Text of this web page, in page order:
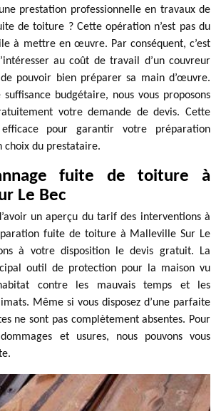
prestation professionnelle en travaux de
de toiture ? Cette opération n’est pas du
à mettre en œuvre. Par conséquent, c’est
au coût de travail d’un couvreur
pouvoir bien préparer sa main d’œuvre.
budgétaire, nous vous proposons
votre demande de devis. Cette
pour garantir votre préparation
choix du prestataire.
fuite de toiture à
Le Bec
un aperçu du tarif des interventions à
fuite de toiture à Malleville Sur Le
à votre disposition le devis gratuit. La
outil de protection pour la maison vu
contre les mauvais temps et les
Même si vous disposez d’une parfaite
ne sont pas complètement absentes. Pour
et usures, nous pouvons vous